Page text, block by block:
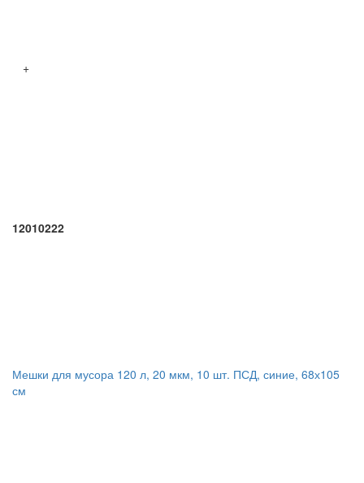
+
12010222
Мешки для мусора 120 л, 20 мкм, 10 шт. ПСД, синие, 68х105
см